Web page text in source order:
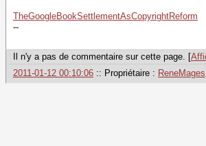
TheGoogleBookSettlementAsCopyrightReform
--
Il n'y a pas de commentaire sur cette page. [
2011-01-12 00:10:06 :: Propriétaire : ReneMages